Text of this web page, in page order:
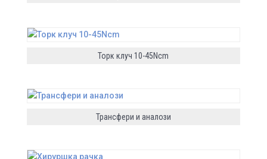
Торк клуч 10-45Ncm
Трансфери и аналози